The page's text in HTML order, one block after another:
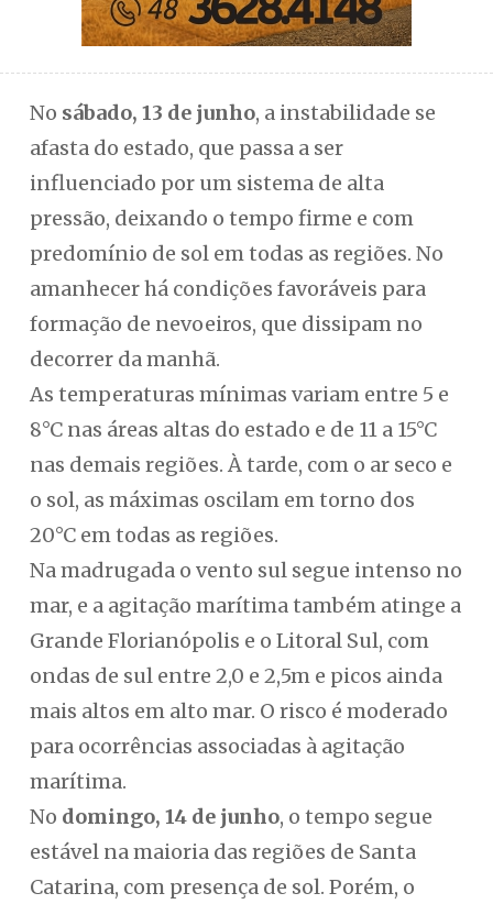
No sábado, 13 de junho, a instabilidade se
afasta do estado, que passa a ser
influenciado por um sistema de alta
pressão, deixando o tempo firme e com
predomínio de sol em todas as regiões. No
amanhecer há condições favoráveis para
formação de nevoeiros, que dissipam no
decorrer da manhã.
As temperaturas mínimas variam entre 5 e
8°C nas áreas altas do estado e de 11 a 15°C
nas demais regiões. À tarde, com o ar seco e
o sol, as máximas oscilam em torno dos
20°C em todas as regiões.
Na madrugada o vento sul segue intenso no
mar, e a agitação marítima também atinge a
Grande Florianópolis e o Litoral Sul, com
ondas de sul entre 2,0 e 2,5m e picos ainda
mais altos em alto mar. O risco é moderado
para ocorrências associadas à agitação
marítima.
No domingo, 14 de junho, o tempo segue
estável na maioria das regiões de Santa
Catarina, com presença de sol. Porém, o